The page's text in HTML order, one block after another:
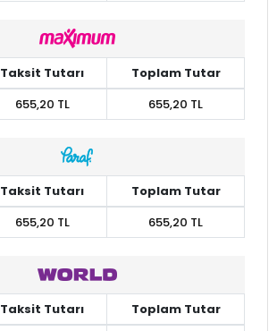
Taksit Tutarı
Toplam Tutar
655,20 TL 655,20 TL
Taksit Tutarı
Toplam Tutar
655,20 TL 655,20 TL
Taksit Tutarı
Toplam Tutar